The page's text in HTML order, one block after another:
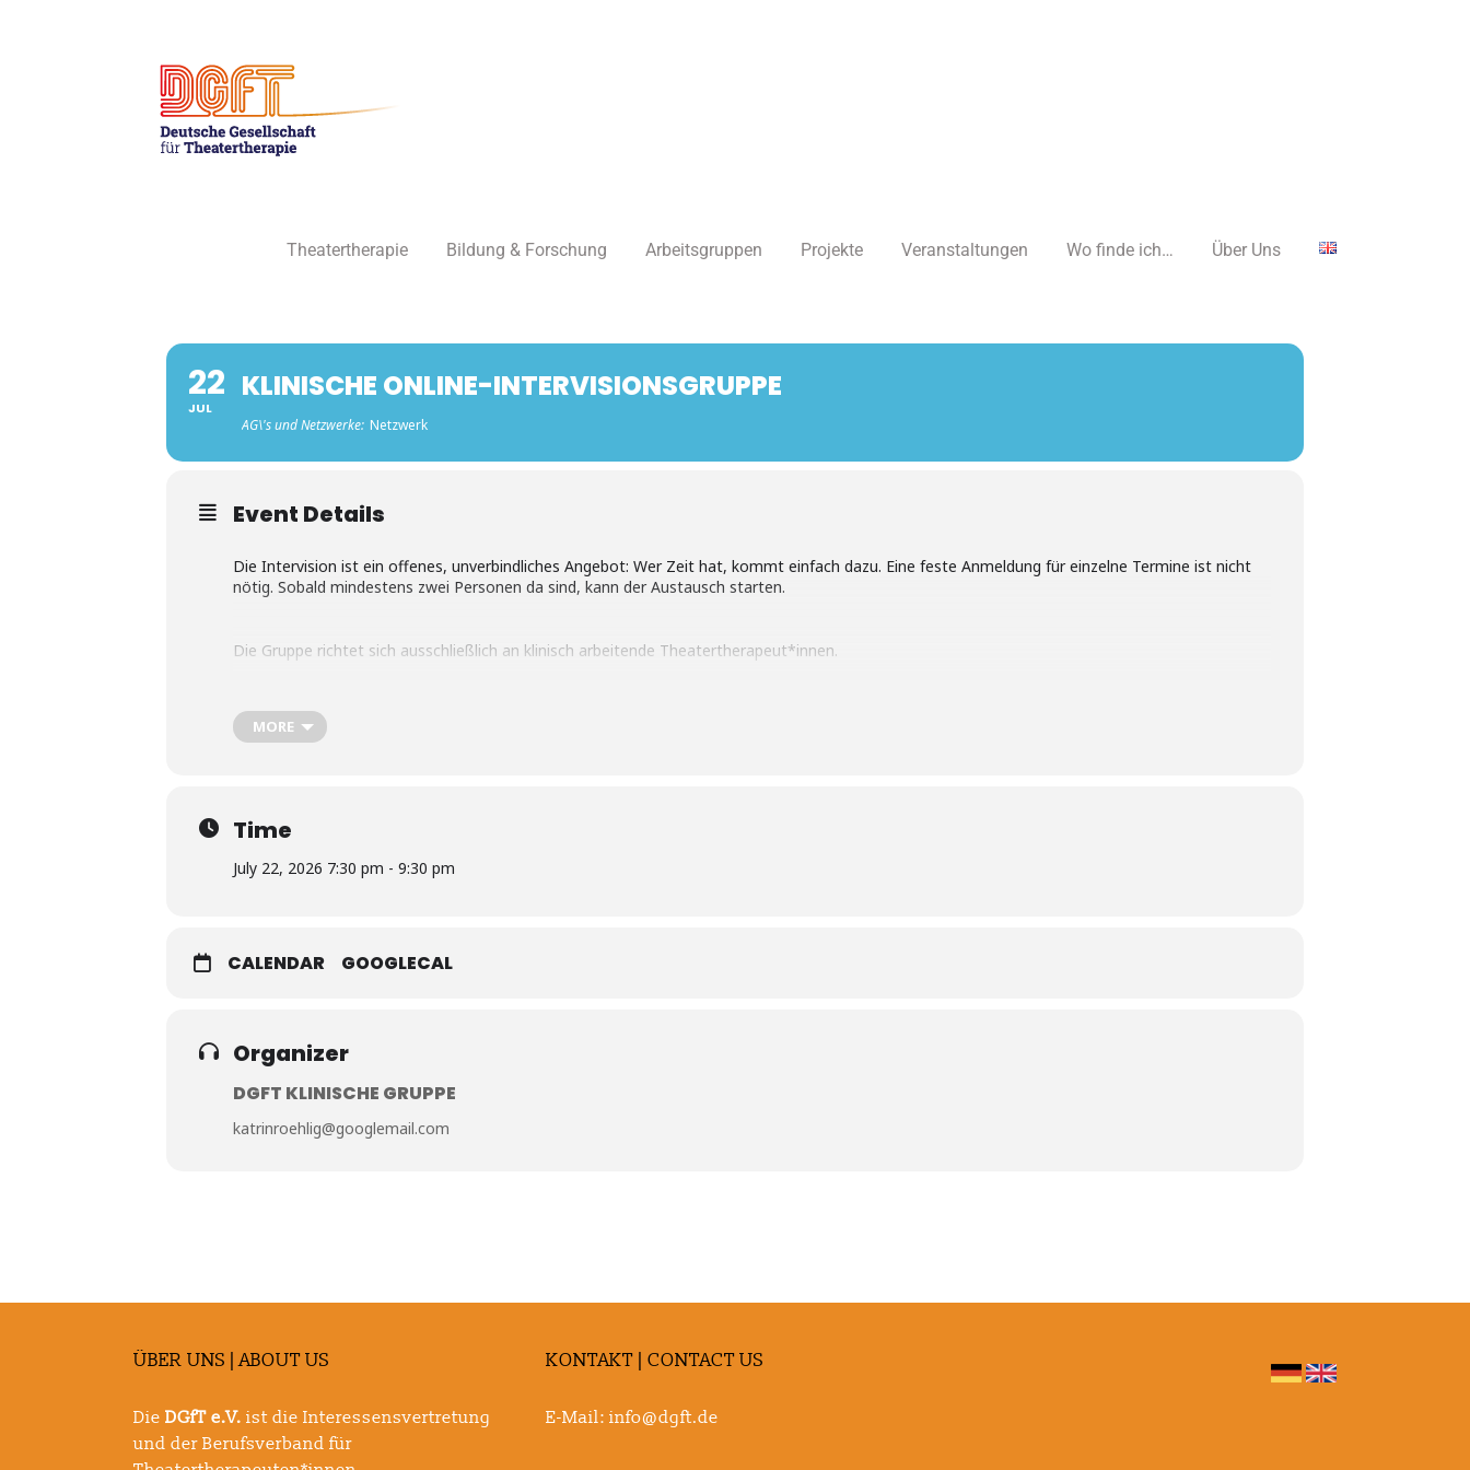
Theatertherapie Bildung & Forschung Arbeitsgruppen Projekte Veranstaltungen Wo finde ich… Über Uns
22
JUL
KLINISCHE ONLINE-INTERVISIONSGRUPPE
AG\'s und Netzwerke: Netzwerk
Event Details
Die Intervision ist ein offenes, unverbindliches Angebot: Wer Zeit hat, kommt einfach dazu. Eine feste Anmeldung für einzelne Termine ist nicht
nötig. Sobald mindestens zwei Personen da sind, kann der Austausch starten.
Die Gruppe richtet sich ausschließlich an klinisch arbeitende Theatertherapeut*innen.
Bei Interesse meldet euch gerne, um in den Verteiler aufgenommen zu werden:
Wir freuen uns auf euch!
MORE
Time
July 22, 2026 7:30 pm - 9:30 pm
CALENDAR GOOGLECAL
Organizer
DGFT KLINISCHE GRUPPE
katrinroehlig@googlemail.com
ÜBER UNS | ABOUT US
Die DGfT e.V. ist die Interessensvertretung
und der Berufsverband für
KONTAKT | CONTACT US
E-Mail: info@dgft.de